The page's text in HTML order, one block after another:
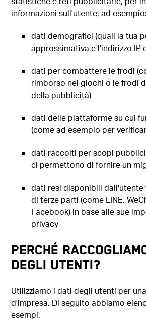
informazioni sull'utente, ad esempio:
dati demografici (quali la tua
approssimativa e l'indirizzo IP
dati per combattere le frodi
rimborso nei giochi o le frodi
della pubblicità)
dati delle piattaforme su cui
(come ad esempio per
dati raccolti per scopi
ci permettono di fornire un
dati resi disponibili dall'utente
di terze parti (come LINE,
Facebook) in base alle sue
privacy
PERCHÉ
DEGLI UTENTI?
Utilizziamo i dati degli utenti per
d'impresa. Di seguito abbiamo
esempi.